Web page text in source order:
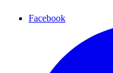
Facebook